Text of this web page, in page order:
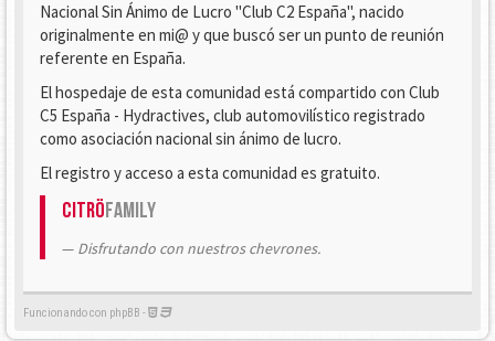
Nacional Sin Ánimo de Lucro "Club C2 España", nacido
originalmente en mi@ y que buscó ser un punto de reunión
referente en España.
El hospedaje de esta comunidad está compartido con Club
C5 España - Hydractives, club automovilístico registrado
como asociación nacional sin ánimo de lucro.
El registro y acceso a esta comunidad es gratuito.
CitröFamily
Disfrutando con nuestros chevrones.
Funcionando con phpBB -